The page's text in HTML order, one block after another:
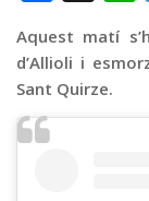
Pòdcasts
Vídeos
Graella
Aquest matí
d’Allioli i
Sant Quirze.